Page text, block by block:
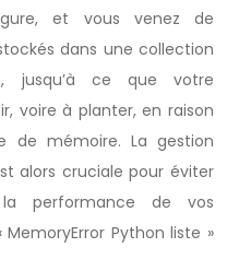
et vous venez de
dans une collection
jusqu’à ce que votre
voire à planter, en raison
de mémoire. La gestion
alors cruciale pour éviter
performance de vos
Python liste »